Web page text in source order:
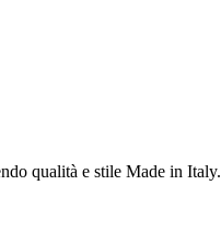
qualità e stile Made in Italy.